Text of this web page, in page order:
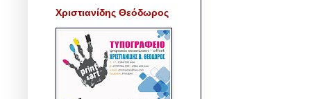
Χριστιανίδης Θεόδωρος